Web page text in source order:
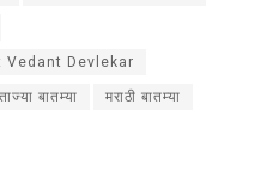
Vedant Devlekar
ताज्या बातम्या मराठी बातम्या